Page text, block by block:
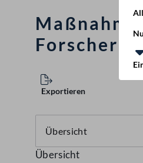
Forscher
Exportieren
Übersicht